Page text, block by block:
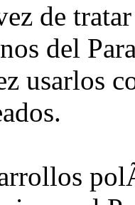
de
del
usarlos